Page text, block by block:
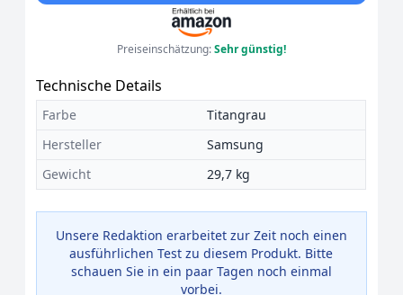
Preiseinschätzung:Sehr günstig!
Technische Details
Farbe
Titangrau
Hersteller
Samsung
Gewicht
29,7 kg
Unsere Redaktion erarbeitet zur Zeit noch einen
ausführlichen Test zu diesem Produkt. Bitte
schauen Sie in ein paar Tagen noch einmal
vorbei.